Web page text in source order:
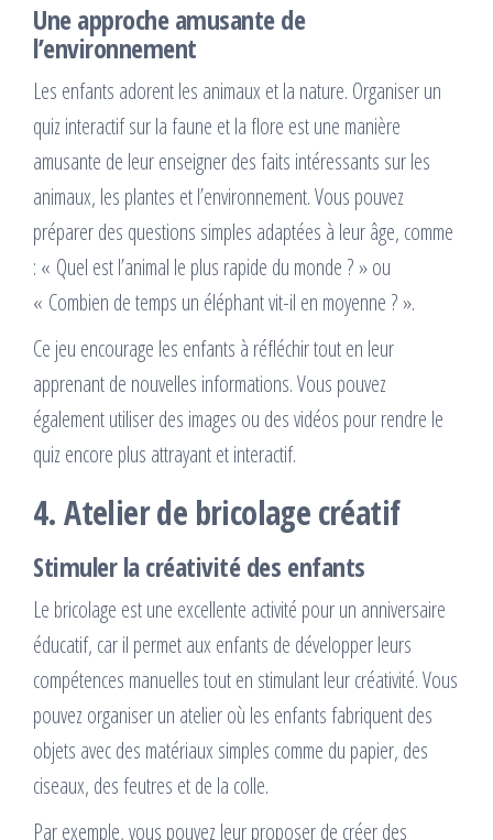
Une approche amusante de
l’environnement
Les enfants adorent les animaux et la nature. Organiser un
quiz interactif sur la faune et la flore est une manière
amusante de leur enseigner des faits intéressants sur les
animaux, les plantes et l’environnement. Vous pouvez
préparer des questions simples adaptées à leur âge, comme
: « Quel est l’animal le plus rapide du monde ? » ou
« Combien de temps un éléphant vit-il en moyenne ? ».
Ce jeu encourage les enfants à réfléchir tout en leur
apprenant de nouvelles informations. Vous pouvez
également utiliser des images ou des vidéos pour rendre le
quiz encore plus attrayant et interactif.
4. Atelier de bricolage créatif
Stimuler la créativité des enfants
Le bricolage est une excellente activité pour un anniversaire
éducatif, car il permet aux enfants de développer leurs
compétences manuelles tout en stimulant leur créativité. Vous
pouvez organiser un atelier où les enfants fabriquent des
objets avec des matériaux simples comme du papier, des
ciseaux, des feutres et de la colle.
Par exemple, vous pouvez leur proposer de créer des